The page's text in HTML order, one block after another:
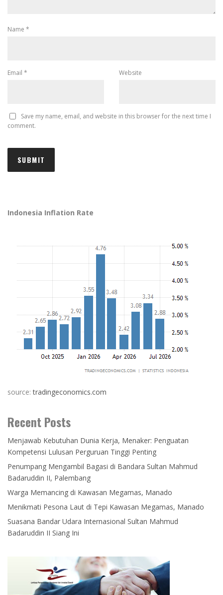
Name *
Email * Website
Save my name, email, and website in this browser for the next time I
comment.
Indonesia Inflation Rate
source:tradingeconomics.com
Recent Posts
Menjawab Kebutuhan Dunia Kerja, Menaker: Penguatan
Kompetensi Lulusan Perguruan Tinggi Penting
Penumpang Mengambil Bagasi di Bandara Sultan Mahmud
Badaruddin II, Palembang
Warga Memancing di Kawasan Megamas, Manado
Menikmati Pesona Laut di Tepi Kawasan Megamas, Manado
Suasana Bandar Udara Internasional Sultan Mahmud
Badaruddin II Siang Ini